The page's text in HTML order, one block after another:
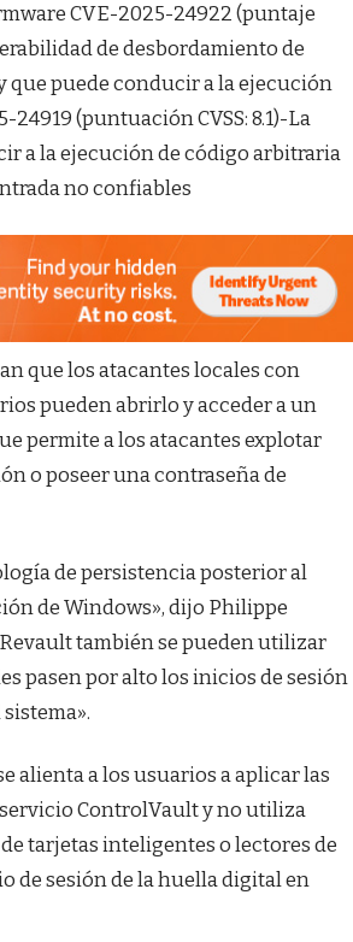
CVE-2025-24922 (puntaje
de desbordamiento de
que puede conducir a la ejecución
24919 (puntuación CVSS: 8.1)-La
a la ejecución de código arbitraria
no confiables
que los atacantes locales con
pueden abrirlo y acceder a un
permite a los atacantes explotar
o poseer una contraseña de
de persistencia posterior al
de Windows», dijo Philippe
también se pueden utilizar
pasen por alto los inicios de sesión
alienta a los usuarios a aplicar las
ControlVault y no utiliza
tarjetas inteligentes o lectores de
de sesión de la huella digital en